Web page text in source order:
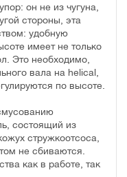
он не из чугуна,
стороны, эта
удобную
имеет не только
Это необходимо,
вала на helical,
по высоте.
состоящий из
стружкоотсоса,
не сбиваются.
как в работе, так